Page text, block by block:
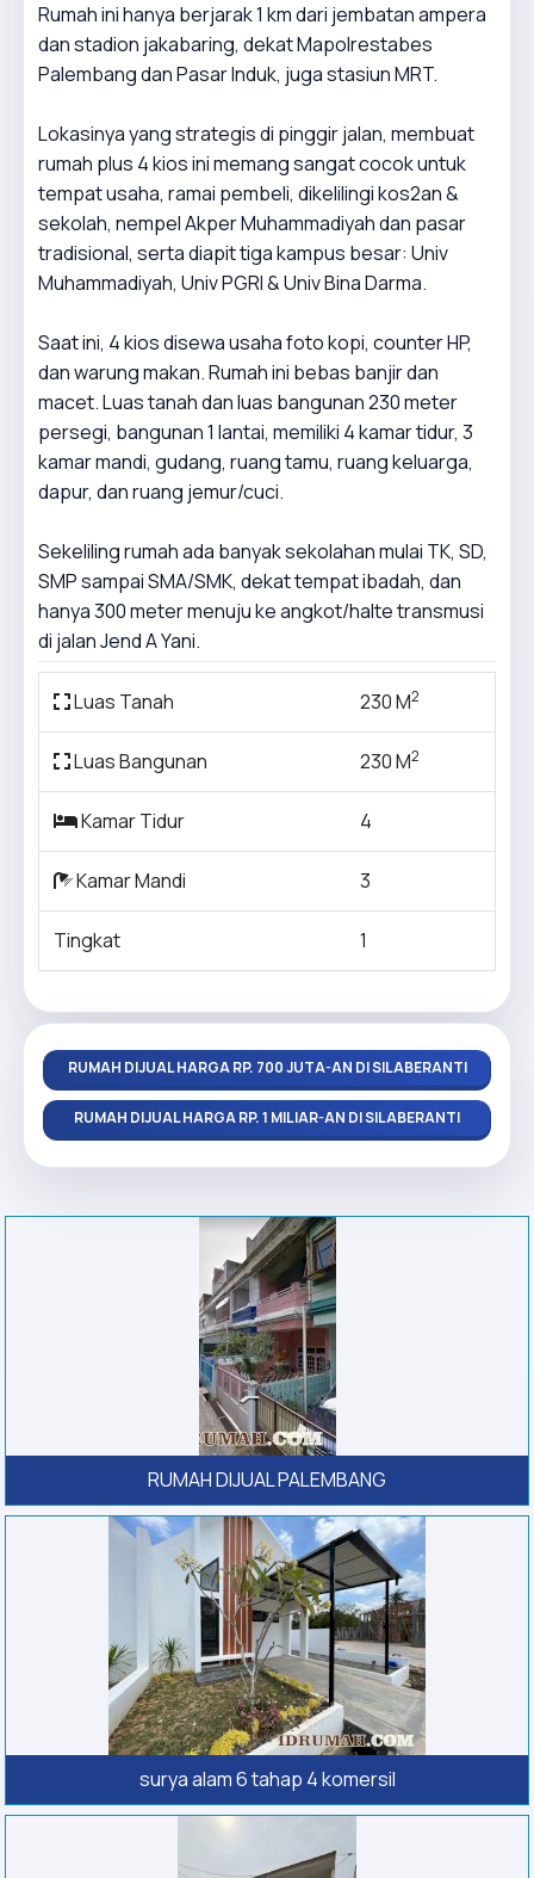
Rumah ini hanya berjarak 1 km dari jembatan ampera
dan stadion jakabaring, dekat Mapolrestabes
Palembang dan Pasar Induk, juga stasiun MRT.
Lokasinya yang strategis di pinggir jalan, membuat
rumah plus 4 kios ini memang sangat cocok untuk
tempat usaha, ramai pembeli, dikelilingi kos2an &
sekolah, nempel Akper Muhammadiyah dan pasar
tradisional, serta diapit tiga kampus besar: Univ
Muhammadiyah, Univ PGRI & Univ Bina Darma.
Saat ini, 4 kios disewa usaha foto kopi, counter HP,
dan warung makan. Rumah ini bebas banjir dan
macet. Luas tanah dan luas bangunan 230 meter
persegi, bangunan 1 lantai, memiliki 4 kamar tidur, 3
kamar mandi, gudang, ruang tamu, ruang keluarga,
dapur, dan ruang jemur/cuci.
Sekeliling rumah ada banyak sekolahan mulai TK, SD,
SMP sampai SMA/SMK, dekat tempat ibadah, dan
hanya 300 meter menuju ke angkot/halte transmusi
di jalan Jend A Yani.
Luas Tanah 230 M2
Luas Bangunan 230 M2
Kamar Tidur 4
Kamar Mandi 3
Tingkat 1
RUMAH DIJUAL HARGA RP. 700 JUTA-AN DI SILABERANTI
RUMAH DIJUAL HARGA RP. 1 MILIAR-AN DI SILABERANTI
RUMAH DIJUAL PALEMBANG
surya alam 6 tahap 4 komersil